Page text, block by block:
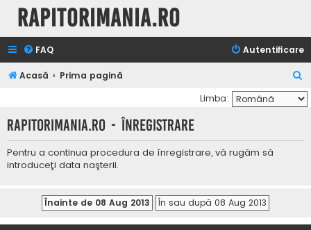
Rapitorimania.ro
FAQ Autentificare
Acasă Prima pagină
ă
u
Limba:
Rapitorimania.ro - Înregistrare
Pentru a continua procedura de înregistrare, vă rugăm să
introduceţi data naşterii.